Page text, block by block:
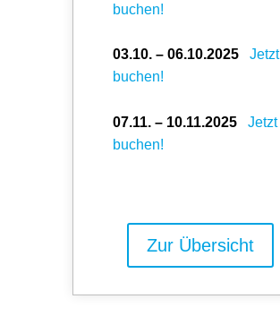
buchen!
03.10. – 06.10.2025
Jetzt
buchen!
07.11. – 10.11.2025
Jetzt
buchen!
Zur Übersicht